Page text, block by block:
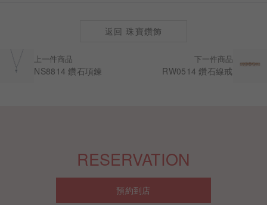
上一件商品
NS8814 鑽石項鍊
下一件商品
RW0514 鑽石線戒
返回 珠寶鑽飾
RESERVATION
預約到店